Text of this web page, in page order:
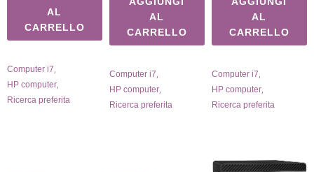
AL
CARRELLO
Computer i7
HP computer
Ricerca preferita
AL
CARRELLO
Computer i7
HP computer,
Ricerca preferita
AL
CARRELLO
Computer i7
HP computer,
Ricerca preferita